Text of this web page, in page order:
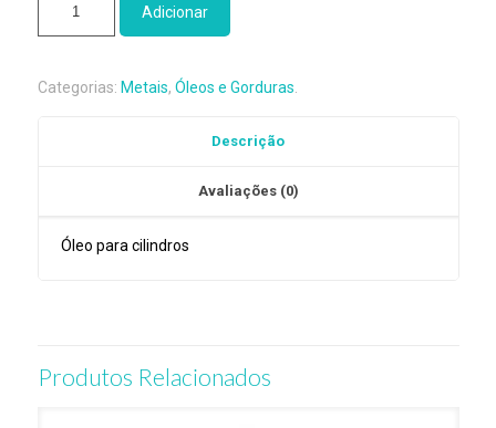
-
Adicionar
Categorias: Metais, Óleos e Gorduras
Descrição
Avaliações (0)
Óleo para cilindros
Produtos Relacionados